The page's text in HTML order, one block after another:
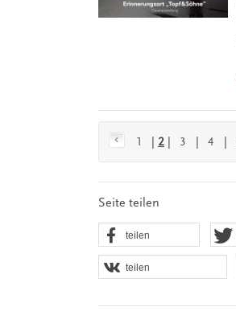
1 2| 3 4
Seite teilen
teilen
teilen